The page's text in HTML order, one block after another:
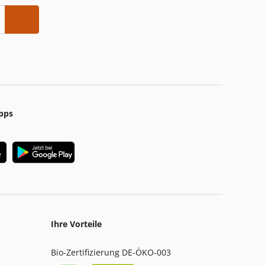
Ihre Vorteile
Bio-Zertifizierung DE-ÖKO-003